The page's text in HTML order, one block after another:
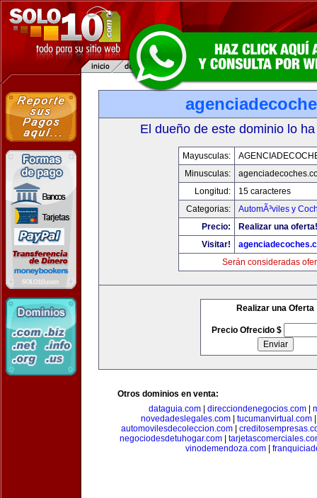
El dueño de este dominio lo
Mayusculas:
Minusculas:
Longitud:
15 caracteres
Categorias:
AutomÃ³viles y
Precio:
Realizar una oferta!
Visitar!
Serán consideradas
Realizar una Oferta
Precio Ofrecido $
Otros dominios en venta:
dataguia.com| direcciondenegocios.com|
novedadeslegales.com
tucumanvirtual.com
automovilesdecoleccion.com
negociodesdetuhogar.com
vinodemendoza.com|